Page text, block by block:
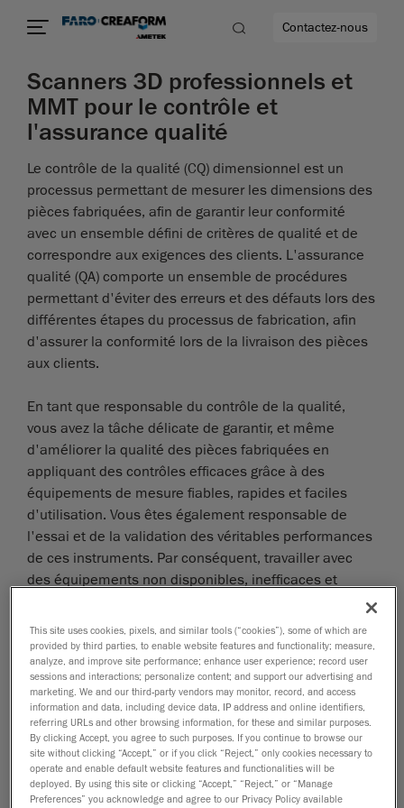
encore
Contactez-nous
Scanners 3D professionnels et
MMT pour le contrôle et
l'assurance qualité
Le contrôle de la qualité (CQ) dimensionnel est un
processus permettant de mesurer les dimensions des
pièces fabriquées, afin de garantir leur conformité
avec un ensemble défini de critères de qualité et de
correspondre aux exigences des clients. L'assurance
qualité (QA) comporte un ensemble de procédures
permettant d'éviter des erreurs et des défauts lors des
différentes étapes du processus de fabrication, afin
d'assurer la conformité lors de la livraison des pièces
aux clients.
En tant que responsable du contrôle de la qualité,
vous avez la tâche délicate de garantir, et même
d'améliorer la qualité des pièces fabriquées en
appliquant des contrôles efficaces grâce à des
équipements de mesure fiables, rapides et faciles
d'utilisation. Vous êtes également responsable de
l'essai et de la validation des véritables performances
de ces instruments. Par conséquent, travailler avec
des équipements non disponibles, inefficaces et
au travail.
En tant qu'ingénieur de l'assurance qualité, vous êtes
chargé d'enquêter sur les problèmes soulevés par le
CQ et la production, d'effectuer des analyses des
causes profondes (souvent sous pression), ainsi que
d'implémenter des actions correctives rapidement
pour limiter les temps d'arrêt. À travers ce processus,
vous rechercherez également des manières
This site uses cookies, pixels, and similar tools (“cookies”), some of which are
provided by third parties, to enable website features and functionality; measure,
analyze, and improve site performance; enhance user experience; record user
sessions and interactions; personalize content; and support our advertising and
marketing. We and our third-party vendors may monitor, record, and access
information and data, including device data, IP address and online identifiers,
referring URLs and other browsing information, for these and similar purposes.
By clicking Accept, you agree to such purposes. If you continue to browse our
site without clicking “Accept,” or if you click “Reject,” only cookies necessary to
operate and enable default website features and functionalities will be
deployed. By using this site or clicking “Accept,” “Reject,” or “Manage
Preferences” you acknowledge and agree to our Privacy Policy available